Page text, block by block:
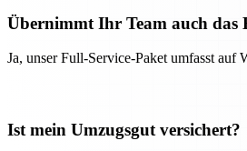
Übernimmt Ihr Team auch das
Ja, unser Full-Service-Paket umfasst auf
Ist mein Umzugsgut versichert?